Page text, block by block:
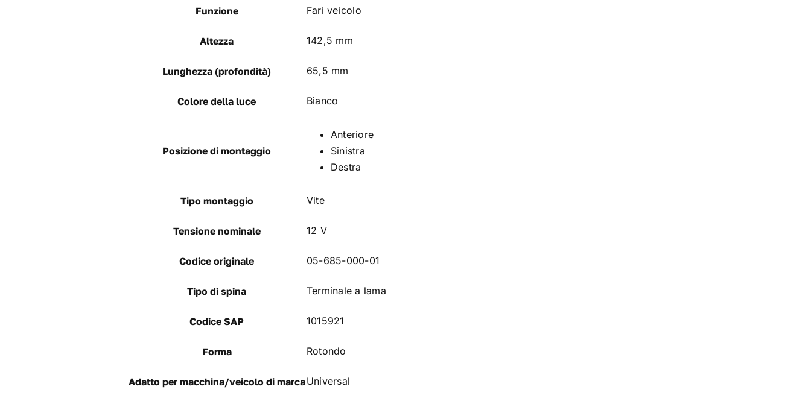
Funzione Fari veicolo
Altezza 142,5 mm
Lunghezza (profondità) 65,5 mm
Colore della luce Bianco
Posizione di montaggio
Anteriore
Sinistra
Destra
Tipo montaggio Vite
Tensione nominale 12 V
Codice originale 05-685-000-01
Tipo di spina Terminale a lama
Codice SAP 1015921
Forma Rotondo
Adatto per macchina/veicolo di marcaUniversal